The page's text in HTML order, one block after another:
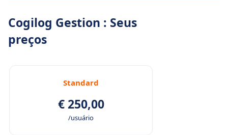
Cogilog Gestion : Seus
preços
Standard
€ 250,00
/usuário